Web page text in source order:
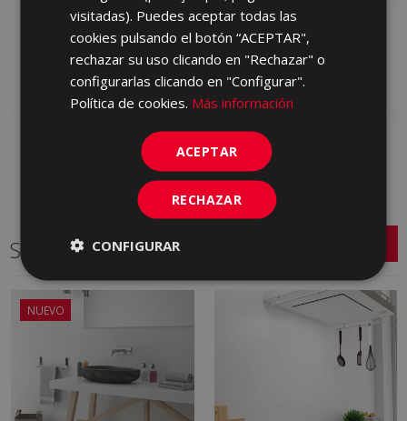
STREET GRIS 25 X 75
KPW710 | 25x75
Añadir a favoritos
URBAN ARENA 25 X 75
KRR230 | 25x75
Añadir a favoritos
Series relacionadas
NUEVO
visitadas). Puedes aceptar todas las
cookies pulsando el botón “ACEPTAR",
rechazar su uso clicando en "Rechazar" o
configurarlas clicando en "Configurar".
Política de cookies. Más información
ACEPTAR
RECHAZAR
CONFIGURAR